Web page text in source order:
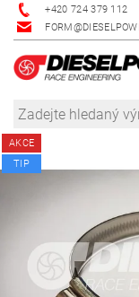
+420 724 379 112
AKCE
TIP